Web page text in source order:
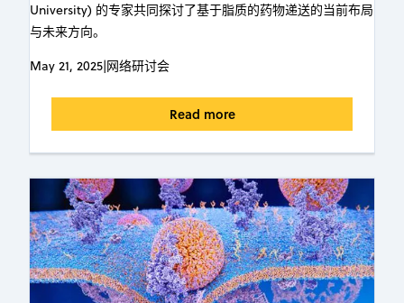
University) 的专家共同探讨了基于脂质的药物递送的当前布局
与未来方向。
May 21, 2025|网络研讨会
Read more